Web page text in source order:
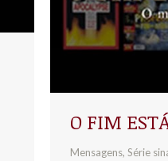
O FIM
Mensagens, Série